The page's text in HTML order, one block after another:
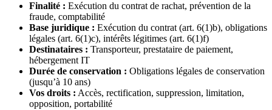
Finalité : Exécution du contrat de rachat, prévention de la
fraude, comptabilité
Base juridique : Exécution du contrat (art. 6(1)b), obligations
légales (art. 6(1)c), intérêts légitimes (art. 6(1)f)
Destinataires : Transporteur, prestataire de paiement,
hébergement IT
Durée de conservation : Obligations légales de conservation
(jusqu’à 10 ans)
Vos droits : Accès, rectification, suppression, limitation,
opposition, portabilité